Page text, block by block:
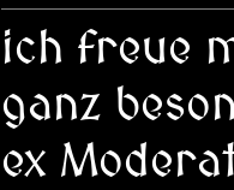
ich freue
ganz
ex